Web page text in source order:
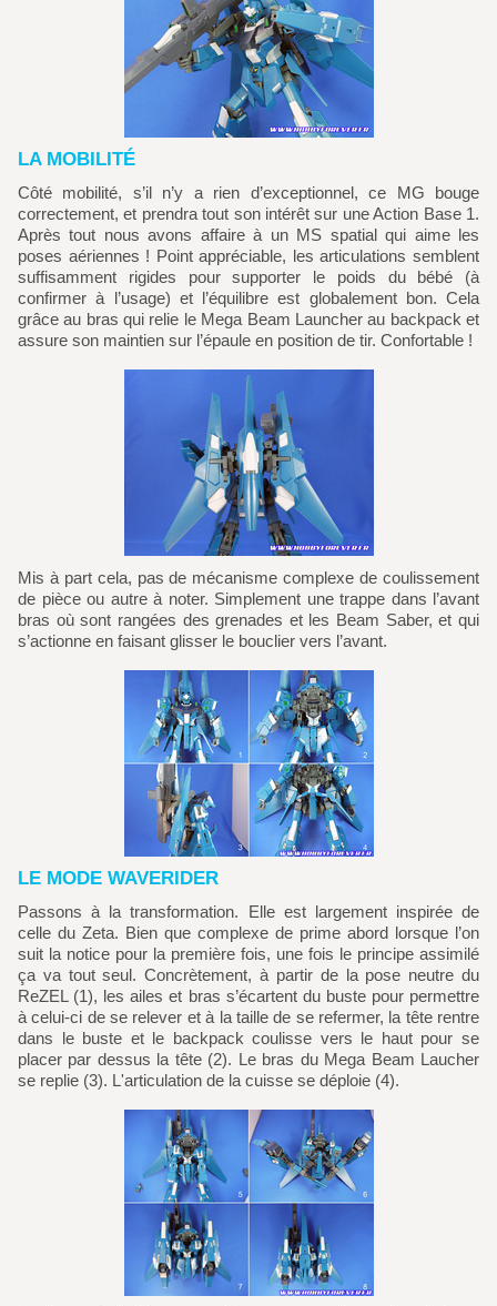
LA MOBILITÉ
Côté mobilité, s’il n’y a rien d’exceptionnel, ce MG bouge
correctement, et prendra tout son intérêt sur une Action Base 1.
Après tout nous avons affaire à un MS spatial qui aime les
poses aériennes ! Point appréciable, les articulations semblent
suffisamment rigides pour supporter le poids du bébé (à
confirmer à l’usage) et l’équilibre est globalement bon. Cela
grâce au bras qui relie le Mega Beam Launcher au backpack et
assure son maintien sur l’épaule en position de tir. Confortable !
Mis à part cela, pas de mécanisme complexe de coulissement
de pièce ou autre à noter. Simplement une trappe dans l’avant
bras où sont rangées des grenades et les Beam Saber, et qui
s’actionne en faisant glisser le bouclier vers l’avant.
LE MODE WAVERIDER
Passons à la transformation. Elle est largement inspirée de
celle du Zeta. Bien que complexe de prime abord lorsque l’on
suit la notice pour la première fois, une fois le principe assimilé
ça va tout seul. Concrètement, à partir de la pose neutre du
ReZEL (1), les ailes et bras s’écartent du buste pour permettre
à celui-ci de se relever et à la taille de se refermer, la tête rentre
dans le buste et le backpack coulisse vers le haut pour se
placer par dessus la tête (2). Le bras du Mega Beam Laucher
se replie (3). L'articulation de la cuisse se déploie (4).